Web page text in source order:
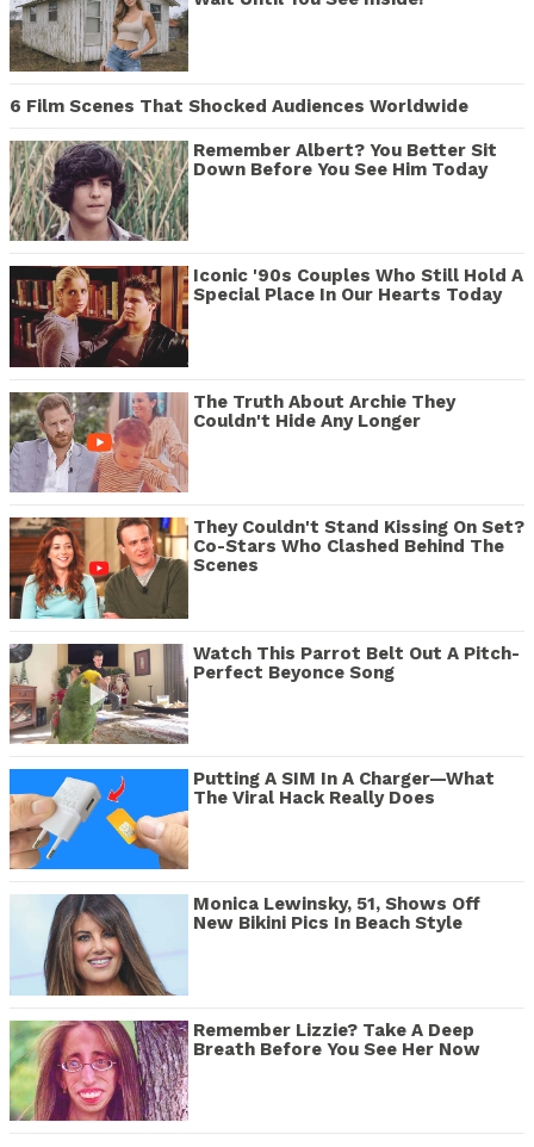
6 Film Scenes That Shocked Audiences Worldwide
Remember Albert? You Better Sit
Down Before You See Him Today
Iconic '90s Couples Who Still Hold A
Special Place In Our Hearts Today
The Truth About Archie They
Couldn't Hide Any Longer
They Couldn't Stand Kissing On Set?
Co-Stars Who Clashed Behind The
Scenes
Watch This Parrot Belt Out A Pitch-
Perfect Beyonce Song
Putting A SIM In A Charger—What
The Viral Hack Really Does
Monica Lewinsky, 51, Shows Off
New Bikini Pics In Beach Style
Remember Lizzie? Take A Deep
Breath Before You See Her Now